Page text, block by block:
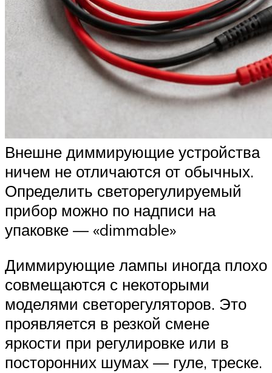
Внешне диммирующие устройства
ничем не отличаются от обычных.
Определить светорегулируемый
прибор можно по надписи на
упаковке — «dimmable»
Диммирующие лампы иногда плохо
совмещаются с некоторыми
моделями светорегуляторов. Это
проявляется в резкой смене
яркости при регулировке или в
посторонних шумах — гуле, треске.